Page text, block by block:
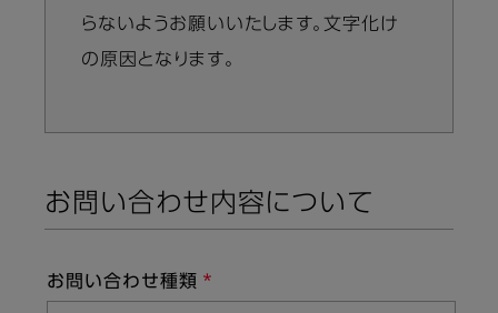
らないようお願いいたします。文字化け
の原因となります。
お問い合わせ内容について
お問い合わせ種類